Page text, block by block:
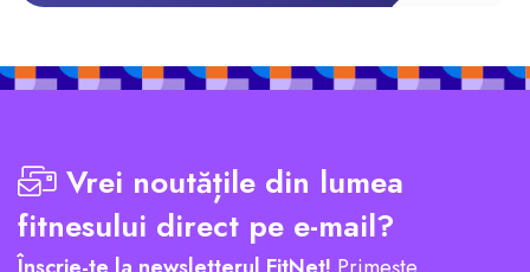
Vrei noutățile din lumea
fitnesului direct pe e-mail?